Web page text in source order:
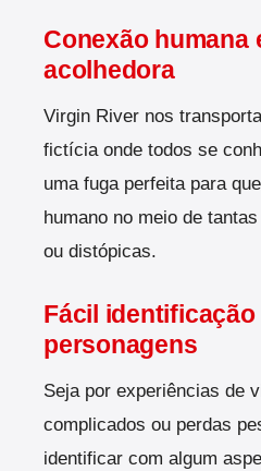
Conexão humana
acolhedora
Virgin River nos
fictícia onde todos se
uma fuga perfeita para
humano no meio de
ou distópicas.
Fácil identificação
personagens
Seja por experiências de
complicados ou perdas
identificar com algum